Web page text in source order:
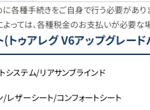
各種手続きをご自身で行う必要がありま
っては、各種税金のお支払いが必要な
(トゥアレグ V6アップグレー
システム/リアサンブラインド
ザーシート/コンフォートシート